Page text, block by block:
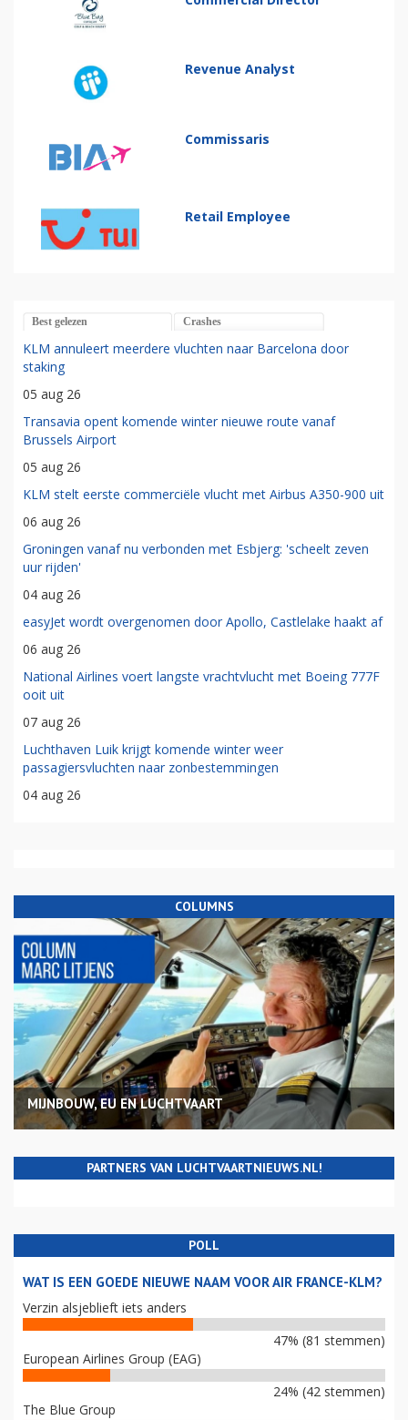
Revenue Analyst
Commissaris
Retail Employee
Best gelezen Crashes
KLM annuleert meerdere vluchten naar Barcelona door
staking
05 aug 26
Transavia opent komende winter nieuwe route vanaf
Brussels Airport
05 aug 26
KLM stelt eerste commerciële vlucht met Airbus A350-900 uit
06 aug 26
Groningen vanaf nu verbonden met Esbjerg: 'scheelt zeven
uur rijden'
04 aug 26
easyJet wordt overgenomen door Apollo, Castlelake haakt af
06 aug 26
National Airlines voert langste vrachtvlucht met Boeing 777F
ooit uit
07 aug 26
Luchthaven Luik krijgt komende winter weer
passagiersvluchten naar zonbestemmingen
04 aug 26
COLUMNS
MIJNBOUW, EU EN LUCHTVAART
PARTNERS VAN LUCHTVAARTNIEUWS.NL!
POLL
WAT IS EEN GOEDE NIEUWE NAAM VOOR AIR FRANCE-KLM?
Verzin alsjeblieft iets anders
47% (81 stemmen)
European Airlines Group (EAG)
24% (42 stemmen)
The Blue Group